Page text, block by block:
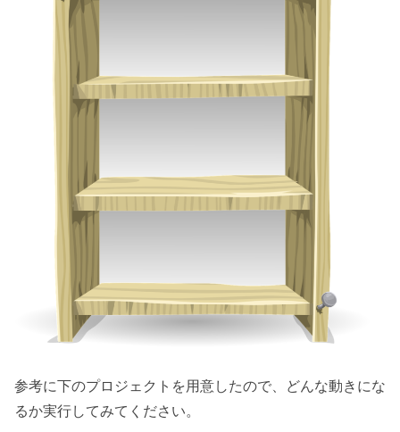
参考に下のプロジェクトを用意したので、どんな動きにな
るか実行してみてください。